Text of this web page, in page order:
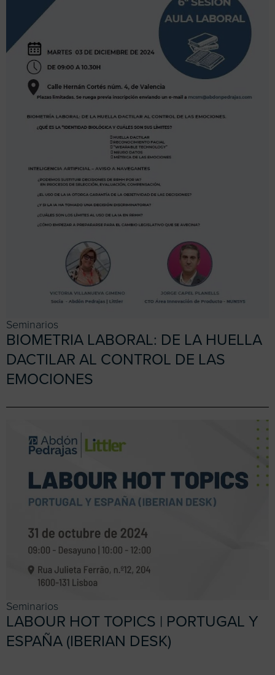
Seminarios
BIOMETRIA LABORAL: DE LA HUELLA
DACTILAR AL CONTROL DE LAS
EMOCIONES
Seminarios
LABOUR HOT TOPICS | PORTUGAL Y
ESPAÑA (IBERIAN DESK)